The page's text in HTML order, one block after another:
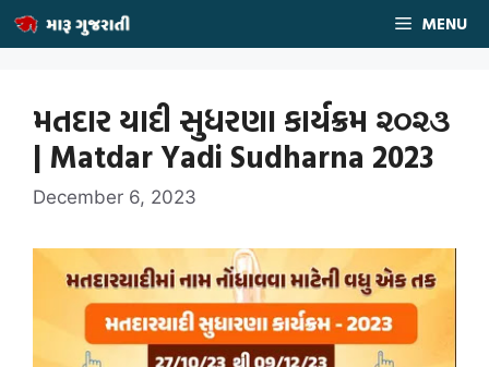
Skip
MENU
મતદાર યાદી સુધરણા કાર્યક્રમ ૨૦૨૩
| Matdar Yadi Sudharna 2023
December 6, 2023